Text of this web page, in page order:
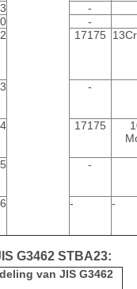
-
-
17175
-
17175
-
- -
G3462 STBA23:
van JIS G3462